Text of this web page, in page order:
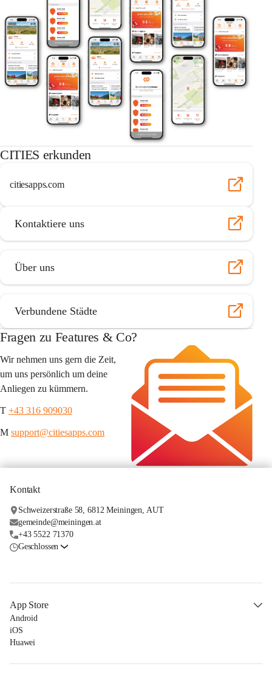
CITIES erkunden
citiesapps.com
Kontaktiere uns
Über uns
Verbundene Städte
Fragen zu Features & Co?
Wir nehmen uns gern die Zeit,
um uns persönlich um deine
Anliegen zu kümmern.
T +43 316 909030
M support@citiesapps.com
Kontakt
Schweizerstraße 58, 6812 Meiningen, AUT
gemeinde@meiningen.at
+43 5522 71370
Geschlossen
App Store
Android
iOS
Huawei